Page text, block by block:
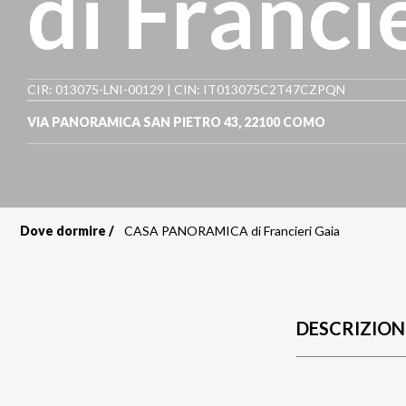
CIR: 013075-LNI-00129 | CIN: IT013075C2T47CZPQN
VIA PANORAMICA SAN PIETRO 43, 22100 COMO
Dove dormire CASA PANORAMICA di Francieri Gaia